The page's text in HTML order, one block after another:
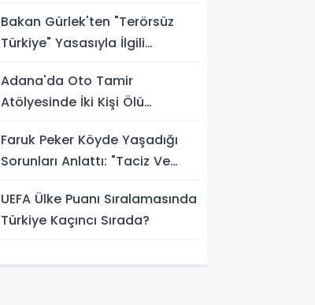
Bakan Gürlek'ten "Terörsüz
Türkiye" Yasasıyla İlgili
Feshedilmeden Düzenleme
Yürürlüğe Girmeyecek
Adana'da Oto Tamir
Atölyesinde İki Kişi Ölü
Egzoz Gazı Zehirlenmesi
Faruk Peker Köyde Yaşadığı
Sorunları Anlattı: "Taciz Ve
UEFA Ülke Puanı Sıralamasında
Türkiye Kaçıncı Sırada?